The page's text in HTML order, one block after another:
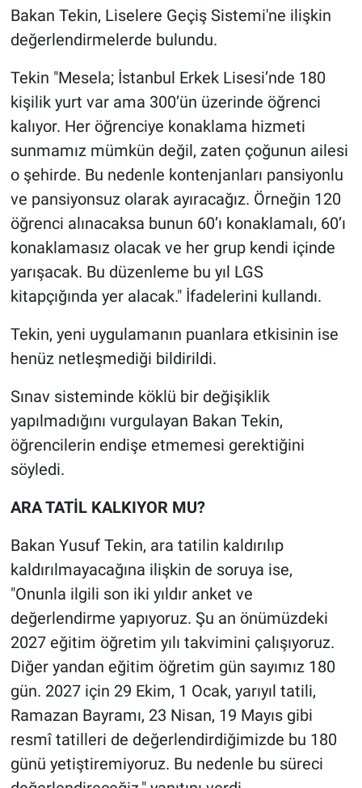
Bakan Tekin, Liselere Geçiş Sistemi'ne ilişkin
değerlendirmelerde bulundu.
Tekin "Mesela; İstanbul Erkek Lisesi’nde 180
kişilik yurt var ama 300’ün üzerinde öğrenci
kalıyor. Her öğrenciye konaklama hizmeti
sunmamız mümkün değil, zaten çoğunun ailesi
o şehirde. Bu nedenle kontenjanları pansiyonlu
ve pansiyonsuz olarak ayıracağız. Örneğin 120
öğrenci alınacaksa bunun 60’ı konaklamalı, 60’ı
konaklamasız olacak ve her grup kendi içinde
yarışacak. Bu düzenleme bu yıl LGS
kitapçığında yer alacak." İfadelerini kullandı.
Tekin, yeni uygulamanın puanlara etkisinin ise
henüz netleşmediği bildirildi.
Sınav sisteminde köklü bir değişiklik
yapılmadığını vurgulayan Bakan Tekin,
öğrencilerin endişe etmemesi gerektiğini
söyledi.
ARA TATİL KALKIYOR MU?
Bakan Yusuf Tekin, ara tatilin kaldırılıp
kaldırılmayacağına ilişkin de soruya ise,
"Onunla ilgili son iki yıldır anket ve
değerlendirme yapıyoruz. Şu an önümüzdeki
2027 eğitim öğretim yılı takvimini çalışıyoruz.
Diğer yandan eğitim öğretim gün sayımız 180
gün. 2027 için 29 Ekim, 1 Ocak, yarıyıl tatili,
Ramazan Bayramı, 23 Nisan, 19 Mayıs gibi
resmî tatilleri de değerlendirdiğimizde bu 180
günü yetiştiremiyoruz. Bu nedenle bu süreci